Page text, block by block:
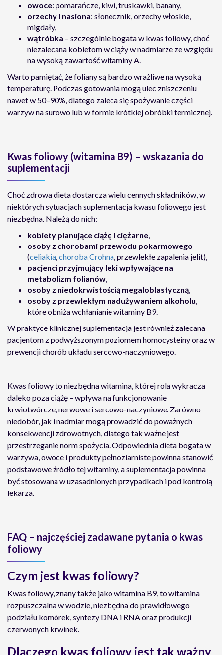
owoce: pomarańcze, kiwi, truskawki, banany,
orzechy i nasiona: słonecznik, orzechy włoskie,
migdały,
wątróbka – szczególnie bogata w kwas foliowy, choć
niezalecana kobietom w ciąży w nadmiarze ze względu
na wysoką zawartość witaminy A.
Warto pamiętać, że foliany są bardzo wrażliwe na wysoką
temperaturę. Podczas gotowania mogą ulec zniszczeniu
nawet w 50–90%, dlatego zaleca się spożywanie części
warzyw na surowo lub w formie krótkiej obróbki termicznej.
Kwas foliowy (witamina B9) – wskazania do
suplementacji
Choć zdrowa dieta dostarcza wielu cennych składników, w
niektórych sytuacjach suplementacja kwasu foliowego jest
niezbędna. Należą do nich:
kobiety planujące ciążę i ciężarne,
osoby z chorobami przewodu pokarmowego
(celiakia,choroba Crohna, przewlekłe zapalenia jelit),
pacjenci przyjmujący leki wpływające na
metabolizm folianów,
osoby z niedokrwistością megaloblastyczną,
osoby z przewlekłym nadużywaniem alkoholu,
które obniża wchłanianie witaminy B9.
W praktyce klinicznej suplementacja jest również zalecana
pacjentom z podwyższonym poziomem homocysteiny oraz w
prewencji chorób układu sercowo-naczyniowego.
Kwas foliowy to niezbędna witamina, której rola wykracza
daleko poza ciążę – wpływa na funkcjonowanie
krwiotwórcze, nerwowe i sercowo-naczyniowe. Zarówno
niedobór, jak i nadmiar mogą prowadzić do poważnych
konsekwencji zdrowotnych, dlatego tak ważne jest
przestrzeganie norm spożycia. Odpowiednia dieta bogata w
warzywa, owoce i produkty pełnoziarniste powinna stanowić
podstawowe źródło tej witaminy, a suplementacja powinna
być stosowana w uzasadnionych przypadkach i pod kontrolą
lekarza.
FAQ – najczęściej zadawane pytania o kwas
foliowy
Czym jest kwas foliowy?
Kwas foliowy, znany także jako witamina B9, to witamina
rozpuszczalna w wodzie, niezbędna do prawidłowego
podziału komórek, syntezy DNA i RNA oraz produkcji
czerwonych krwinek.
Dlaczego kwas foliowy jest tak ważny